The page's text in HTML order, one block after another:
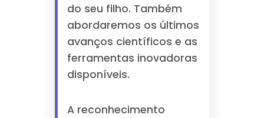
do seu filho. Também
abordaremos os últimos
avanços científicos e as
ferramentas inovadoras
disponíveis.
A reconhecimento